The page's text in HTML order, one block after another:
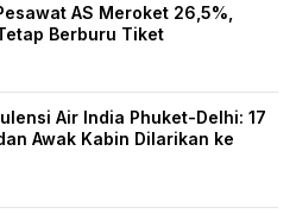
AS Meroket 26,5%,
Berburu Tiket
Air India Phuket-Delhi: 17
Awak Kabin Dilarikan ke